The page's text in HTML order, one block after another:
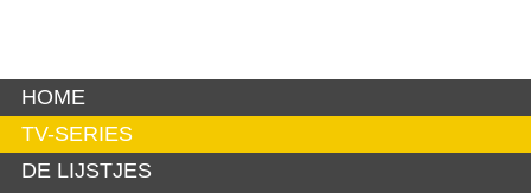
HOME
TV-SERIES
DE LIJSTJES